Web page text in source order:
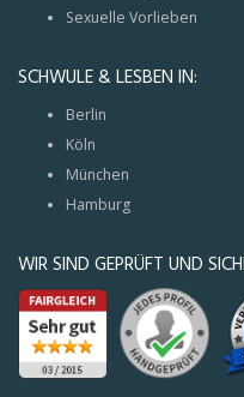
Sexuelle Vorlieben
SCHWULE & LESBEN IN:
Berlin
Köln
München
Hamburg
WIR SIND GEPRÜFT UND